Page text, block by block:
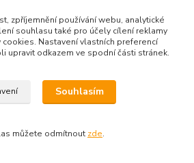
náušnice s kapkami
zpříjemnění používání webu, analytické
souhlasu také pro účely cílení reklamy
cookies. Nastavení vlastních preferencí
upravit odkazem ve spodní části stránek.
Souhlasím
můžete odmítnout zde.